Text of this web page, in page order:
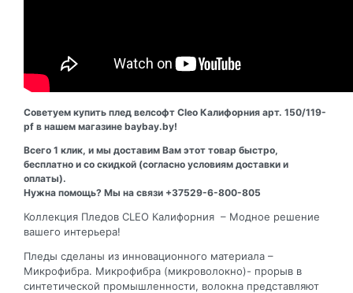
Советуем купить плед велсофт Cleo Калифорния арт. 150/119-
pf в нашем магазине baybay.by!
Всего 1 клик, и мы доставим Вам этот товар быстро,
бесплатно и со скидкой (согласно условиям доставки и
оплаты).
Нужна помощь? Мы на связи +37529-6-800-805
Коллекция Пледов CLEO Калифорния – Модное решение
вашего интерьера!
Пледы сделаны из инновационного материала –
Микрофибра. Микрофибра (микроволокно)- прорыв в
синтетической промышленности, волокна представляют